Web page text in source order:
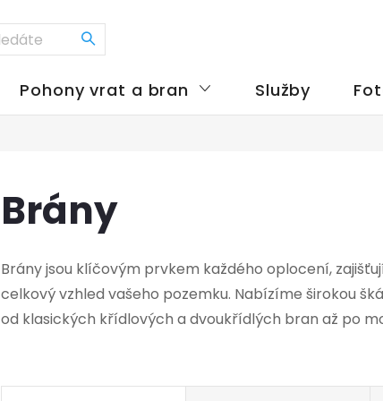
Pohony vrat a bran Služby
Brány
Brány jsou klíčovým prvkem každého oplocení,
celkový vzhled vašeho pozemku. Nabízíme širokou
od klasických křídlových a dvoukřídlých bran až po